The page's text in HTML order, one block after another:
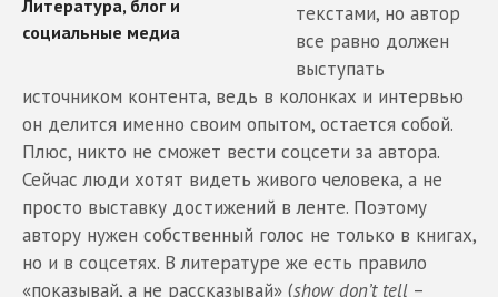
текстами, но автор
все равно должен
выступать
источником контента, ведь в колонках и интервью
он делится именно своим опытом, остается собой.
Плюс, никто не сможет вести соцсети за автора.
Сейчас люди хотят видеть живого человека, а не
просто выставку достижений в ленте. Поэтому
автору нужен собственный голос не только в книгах,
но и в соцсетях. В литературе же есть правило
«показывай, а не рассказывай» (show don’t tell –